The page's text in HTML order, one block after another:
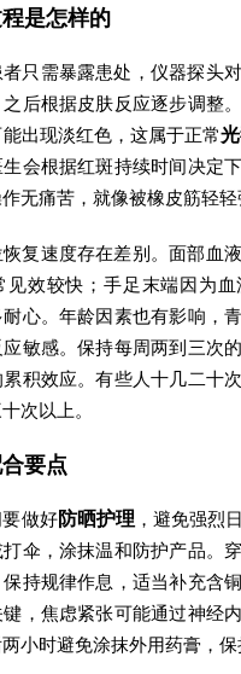
是怎样的
只需暴露患处，仪器探头
后根据皮肤反应逐步调整
出现淡红色，这属于正常
会根据红斑持续时间决定
无痛苦，就像被橡皮筋轻轻
复速度存在差别。面部血
见效较快；手足末端因为
心。年龄因素也有影响，
敏感。保持每周两到三次
积效应。有些人十几二十
次以上。
要点
做好防晒护理 ，避免强烈
伞，涂抹温和防护产品。
持规律作息，适当补充含
，焦虑紧张可能通过神经
小时避免涂抹外用药膏，保